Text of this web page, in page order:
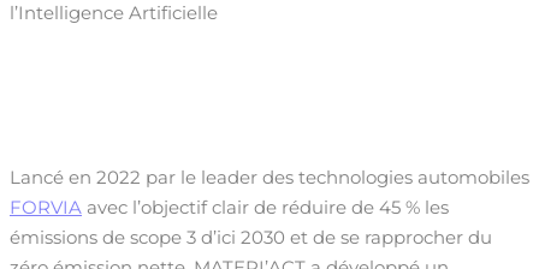
l’Intelligence Artificielle
Lancé en 2022 par le leader des technologies automobiles
FORVIA avec l’objectif clair de réduire de 45 % les
émissions de scope 3 d’ici 2030 et de se rapprocher du